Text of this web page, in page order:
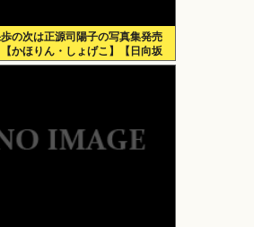
の次は正源司陽子の写真集発売
かほりん・しょげこ】【日向坂